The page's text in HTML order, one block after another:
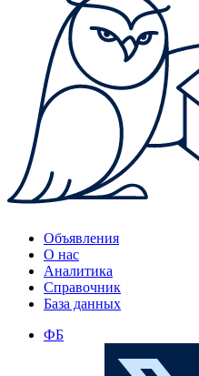
Объявления
О нас
Аналитика
Справочник
База данных
ФБ